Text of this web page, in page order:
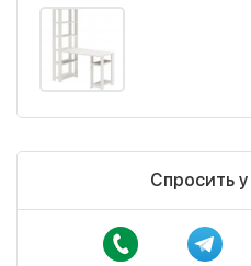
Спросить